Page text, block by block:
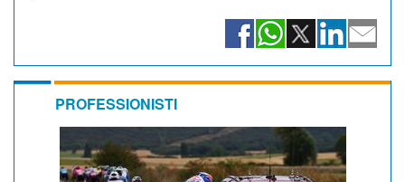
PROFESSIONISTI